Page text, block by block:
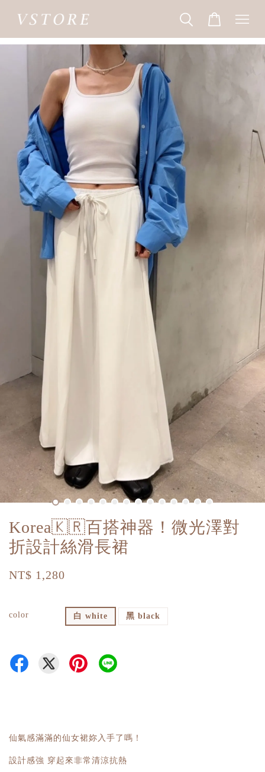
Korea🇰🇷百搭神器！微光澤對
折設計絲滑長裙
NT$ 1,280
color 白 white 黑 black
仙氣感滿滿的仙女裙妳入手了嗎！
設計感強 穿起來非常清涼抗熱